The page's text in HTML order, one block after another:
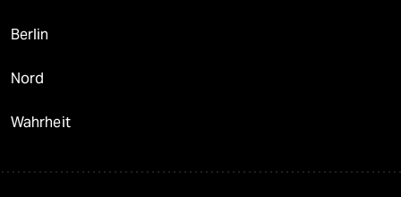
Berlin
Nord
Wahrheit